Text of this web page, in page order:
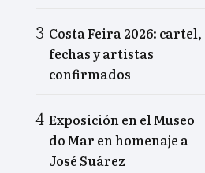
Costa Feira 2026: cartel,
fechas y artistas
confirmados
Exposición en el Museo
do Mar en homenaje a
José Suárez